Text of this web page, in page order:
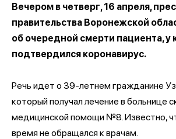
Вечером в четверг, 16 апреля,
правительства Воронежской
об очередной смерти пациента, у
подтвердился коронавирус.
Речь идет о 39-летнем гражданине
который получал лечение в больнице
медицинской помощи №8. Известно,
время не обращался к врачам.